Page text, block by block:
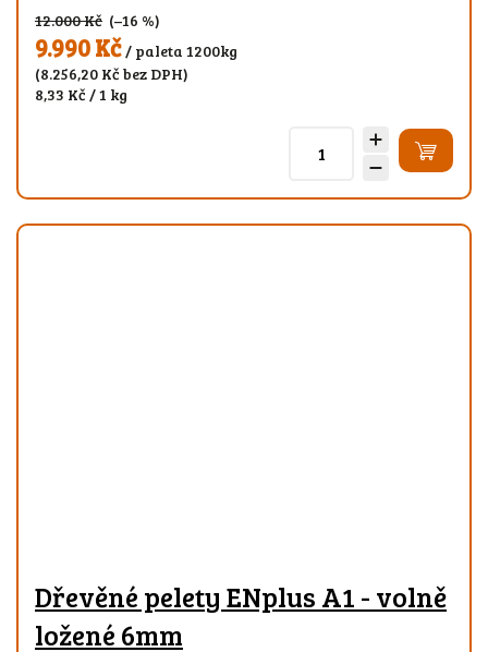
12.000 Kč (–16 %)
9.990 Kč/ paleta 1200kg
(8.256,20 Kč bez DPH)
8,33 Kč / 1 kg
Dřevěné pelety ENplus A1 - volně
ložené 6mm